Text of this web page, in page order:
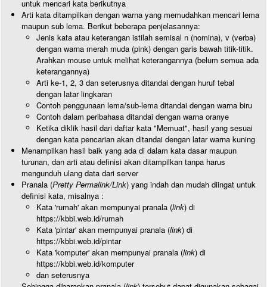
untuk mencari kata berikutnya
Arti kata ditampilkan dengan warna yang memudahkan mencari lema
maupun sub lema. Berikut beberapa penjelasannya:
Jenis kata atau keterangan istilah semisal n (nomina), v (verba)
dengan warna merah muda (pink) dengan garis bawah titik-titik.
Arahkan mouse untuk melihat keterangannya (belum semua ada
keterangannya)
Arti ke-1, 2, 3 dan seterusnya ditandai dengan huruf tebal
dengan latar lingkaran
Contoh penggunaan lema/sub-lema ditandai dengan warna biru
Contoh dalam peribahasa ditandai dengan warna oranye
Ketika diklik hasil dari daftar kata "Memuat", hasil yang sesuai
dengan kata pencarian akan ditandai dengan latar warna kuning
Menampilkan hasil baik yang ada di dalam kata dasar maupun
turunan, dan arti atau definisi akan ditampilkan tanpa harus
mengunduh ulang data dari server
Pranala (Pretty Permalink/Link) yang indah dan mudah diingat untuk
definisi kata, misalnya :
Kata 'rumah' akan mempunyai pranala (link) di
https://kbbi.web.id/rumah
Kata 'pintar' akan mempunyai pranala (link) di
https://kbbi.web.id/pintar
Kata 'komputer' akan mempunyai pranala (link) di
https://kbbi.web.id/komputer
dan seterusnya